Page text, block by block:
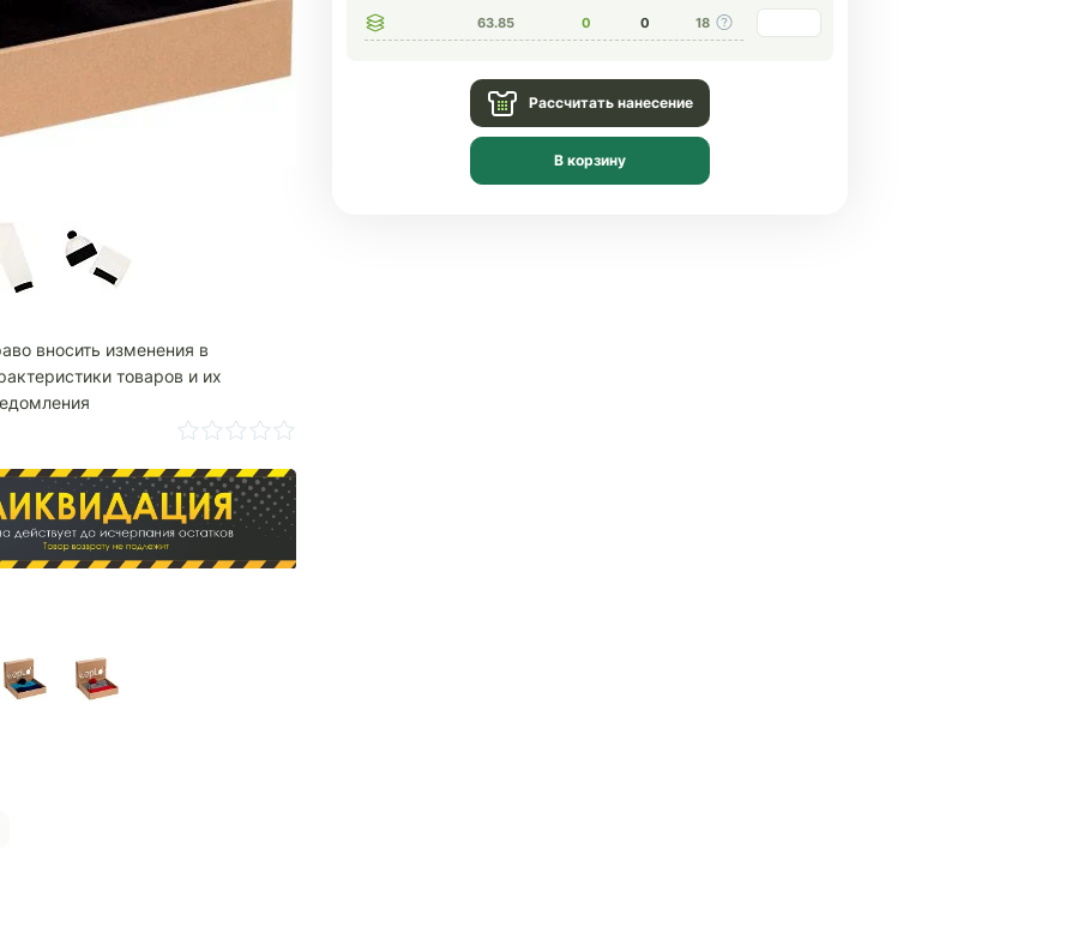
вносить изменения в
товаров и их
63.85 0 0 18
Рассчитать нанесение
В корзину